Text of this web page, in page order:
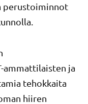
perustoiminnot
ammattilaisten ja
tehokkaita
hiiren